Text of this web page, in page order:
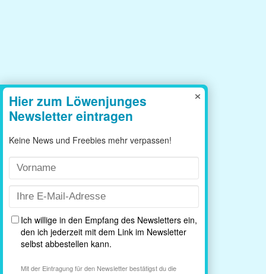
×
Brother Plotterkurse